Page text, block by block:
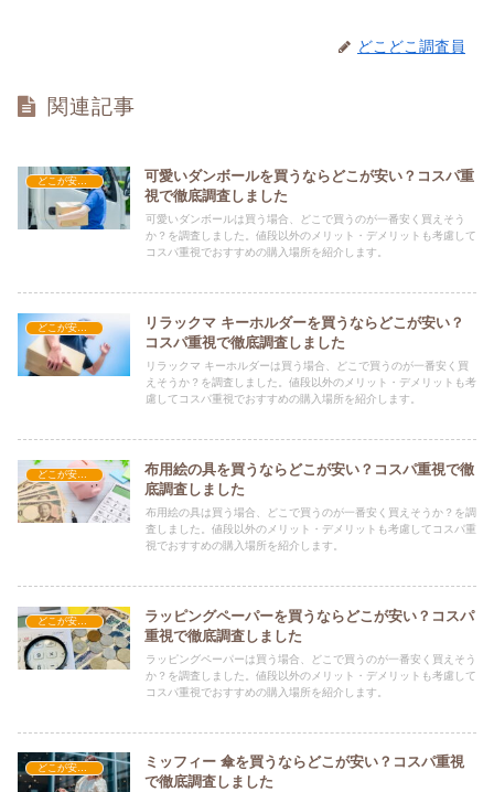
どこどこ調査員
関連記事
可愛いダンボールを買うならどこが安い？コスパ重
視で徹底調査しました
可愛いダンボールは買う場合、どこで買うのが一番安く買えそう
か？を調査しました。値段以外のメリット・デメリットも考慮して
コスパ重視でおすすめの購入場所を紹介します。
リラックマ キーホルダーを買うならどこが安い？
コスパ重視で徹底調査しました
リラックマ キーホルダーは買う場合、どこで買うのが一番安く買
えそうか？を調査しました。値段以外のメリット・デメリットも考
慮してコスパ重視でおすすめの購入場所を紹介します。
布用絵の具を買うならどこが安い？コスパ重視で徹
底調査しました
布用絵の具は買う場合、どこで買うのが一番安く買えそうか？を調
査しました。値段以外のメリット・デメリットも考慮してコスパ重
視でおすすめの購入場所を紹介します。
ラッピングペーパーを買うならどこが安い？コスパ
重視で徹底調査しました
ラッピングペーパーは買う場合、どこで買うのが一番安く買えそう
か？を調査しました。値段以外のメリット・デメリットも考慮して
コスパ重視でおすすめの購入場所を紹介します。
ミッフィー 傘を買うならどこが安い？コスパ重視
で徹底調査しました